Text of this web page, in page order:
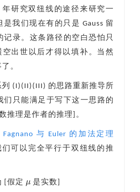
研究双纽线的途径来研究一
我们现在有的只是 Gauss 留
记录。这条路径的空白恐怕只
空出世以后才得以填补。当然
。
列 (I)(II)(III) 的思路重新推导所
们只能满足于写下这一思路的
推理是作者的推理]。
与 Euler 的加法定理
们可以完全平行于双纽线的推
[假定 μ
μ 是实数]